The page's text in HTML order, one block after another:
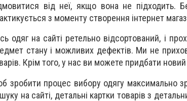
від неї, якщо вона не підходить.
з моменту створення інтернет
одяг на сайті ретельно відсортований, і
стану і можливих дефектів. Ми не
Крім того, у нас ви можете придбати
зробити процес вибору одягу максимально
на сайті, детальні картки товарів з